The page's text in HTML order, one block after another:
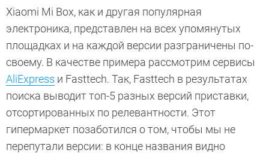
Xiaomi Mi Box, как и другая популярная
электроника, представлен на всех упомянутых
площадках и на каждой версии разграничены по-
своему. В качестве примера рассмотрим сервисы
AliExpress и Fasttech. Так, Fasttech в результатах
поиска выводит топ-5 разных версий приставки,
отсортированных по релевантности. Этот
гипермаркет позаботился о том, чтобы мы не
перепутали версии: в конце названия видно